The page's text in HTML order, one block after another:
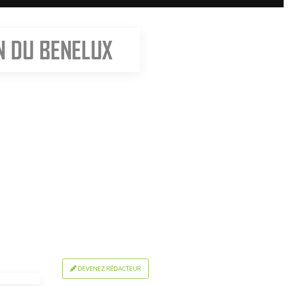
DEVENEZ RÉDACTEUR